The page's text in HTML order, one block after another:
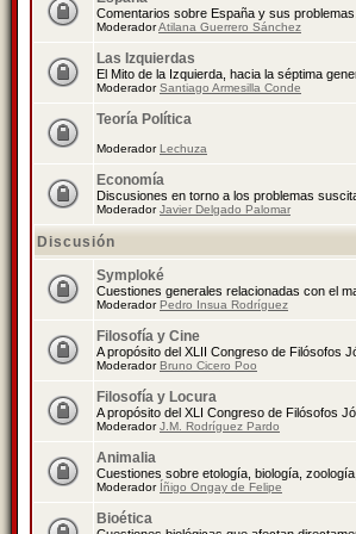
Comentarios sobre España y sus problemas.
ModeradorAtilana Guerrero Sánchez
Las Izquierdas
El Mito de la Izquierda, hacia la séptima
ModeradorSantiago Armesilla Conde
Teoría Política
ModeradorLechuza
Economía
Discusiones en torno a los problemas
ModeradorJavier Delgado Palomar
Discusión
Symploké
Cuestiones generales relacionadas con el
ModeradorPedro Insua Rodríguez
Filosofía y Cine
A propósito del XLII Congreso de Filósofos
ModeradorBruno Cicero Poo
Filosofía y Locura
A propósito del XLI Congreso de Filósofos
ModeradorJ.M. Rodríguez Pardo
Animalia
Cuestiones sobre etología, biología,
Moderador Íñigo Ongay de Felipe
Bioética